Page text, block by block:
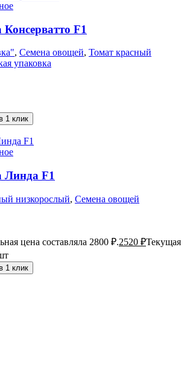
F1
, Семена овощей, Томат красный
упаковка
1 клик
Линда F1
низкорослый, Семена овощей
цена составляла 2800 ₽.2520 ₽Текущая
1 клик